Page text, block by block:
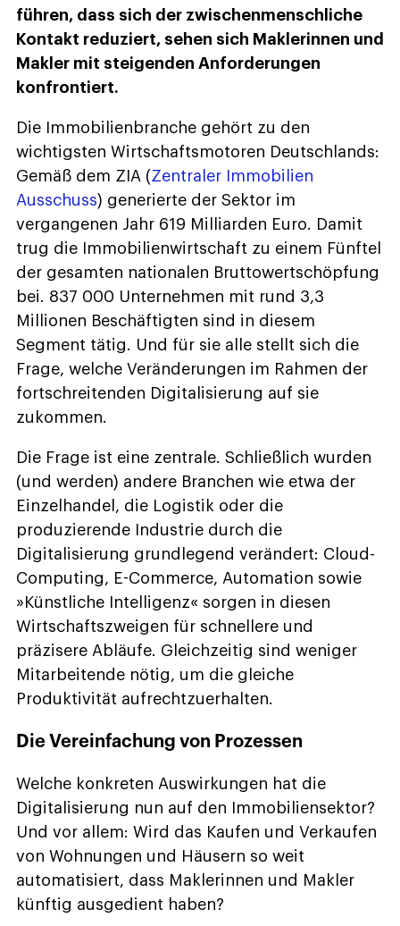
führen, dass sich der zwischenmenschliche
Kontakt reduziert, sehen sich Maklerinnen und
Makler mit steigenden Anforderungen
konfrontiert.
Die Immobilienbranche gehört zu den
wichtigsten Wirtschaftsmotoren Deutschlands:
Gemäß dem ZIA (Zentraler Immobilien
Ausschuss) generierte der Sektor im
vergangenen Jahr 619 Milliarden Euro. Damit
trug die Immobilienwirtschaft zu einem Fünftel
der gesamten nationalen Bruttowertschöpfung
bei. 837 000 Unternehmen mit rund 3,3
Millionen Beschäftigten sind in diesem
Segment tätig. Und für sie alle stellt sich die
Frage, welche Veränderungen im Rahmen der
fortschreitenden Digitalisierung auf sie
zukommen.
Die Frage ist eine zentrale. Schließlich wurden
(und werden) andere Branchen wie etwa der
Einzelhandel, die Logistik oder die
produzierende Industrie durch die
Digitalisierung grundlegend verändert: Cloud-
Computing, E-Commerce, Automation sowie
»Künstliche Intelligenz« sorgen in diesen
Wirtschaftszweigen für schnellere und
präzisere Abläufe. Gleichzeitig sind weniger
Mitarbeitende nötig, um die gleiche
Produktivität aufrechtzuerhalten.
Die Vereinfachung von Prozessen
Welche konkreten Auswirkungen hat die
Digitalisierung nun auf den Immobiliensektor?
Und vor allem: Wird das Kaufen und Verkaufen
von Wohnungen und Häusern so weit
automatisiert, dass Maklerinnen und Makler
künftig ausgedient haben?